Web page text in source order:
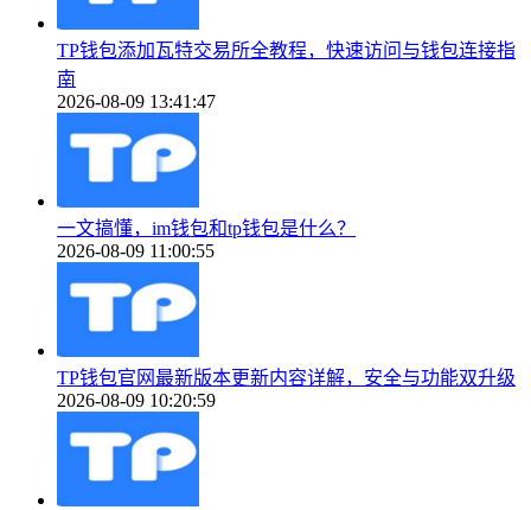
TP钱包添加瓦特交易所全教程，快速访问与钱包连接指
南
2026-08-09 13:41:47
一文搞懂，im钱包和tp钱包是什么？
2026-08-09 11:00:55
TP钱包官网最新版本更新内容详解，安全与功能双升级
2026-08-09 10:20:59